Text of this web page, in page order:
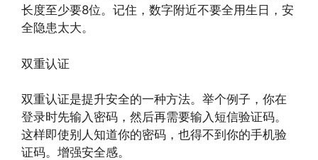
长度至少要8位。记住，数字附近不要全用生日，安
全隐患太大。
双重认证
双重认证是提升安全的一种方法。举个例子，你在
登录时先输入密码，然后再需要输入短信验证码。
这样即使别人知道你的密码，也得不到你的手机验
证码。增强安全感。